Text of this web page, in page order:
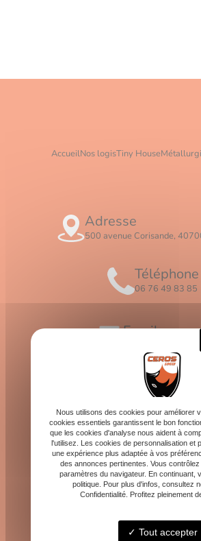
AccueilNos logisTiny House
Adresse
500 avenue Corisande,
Téléphone
06 76 49 83 85
Email
contact@logis-
Horaires
Lundi - Vendredi : 8h -
Nous utilisons des cookies pour améliorer
cookies essentiels garantissent le bon
que les cookies d'analyse nous aident à
l'utilisez. Les cookies de personnalisation et
une expérience plus adaptée à vos
des annonces pertinentes. Vous
paramètres du navigateur. En continuant,
politique. Pour plus d'infos, consultez
Confidentialité. Profitez pleinement
Tout accepter